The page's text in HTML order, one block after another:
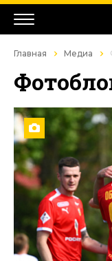
Главная Медиа